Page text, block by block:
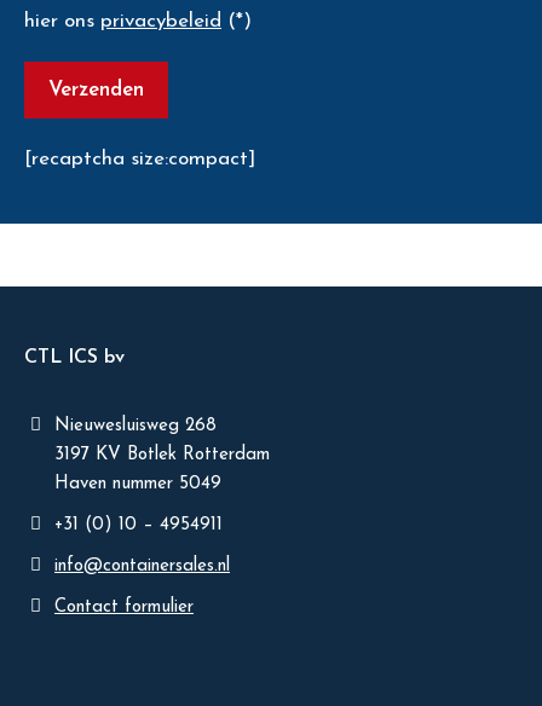
hier ons privacybeleid (*)
[recaptcha size:compact]
CTL ICS bv
Nieuwesluisweg 268
3197 KV Botlek Rotterdam
Haven nummer 5049
+31 (0) 10 – 4954911
info@containersales.nl
Contact formulier